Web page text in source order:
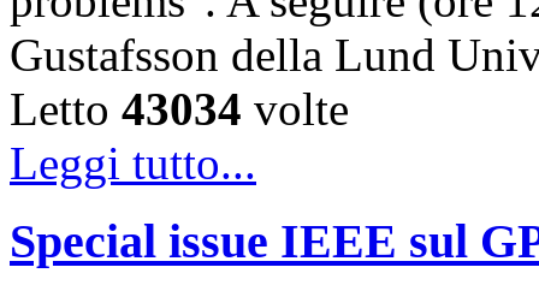
Gustafsson della Lund
Letto 43034 volte
Leggi tutto...
Special issue IEEE sul